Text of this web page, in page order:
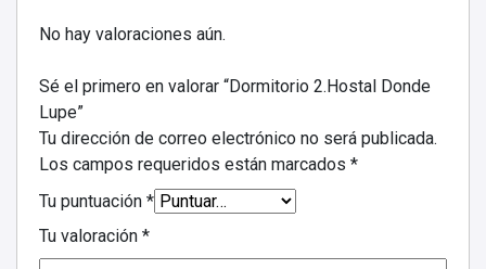
No hay valoraciones aún.
Sé el primero en valorar “Dormitorio 2.Hostal Donde
Lupe”
Tu dirección de correo electrónico no será publicada.
Los campos requeridos están marcados *
Tu puntuación *
Tu valoración *